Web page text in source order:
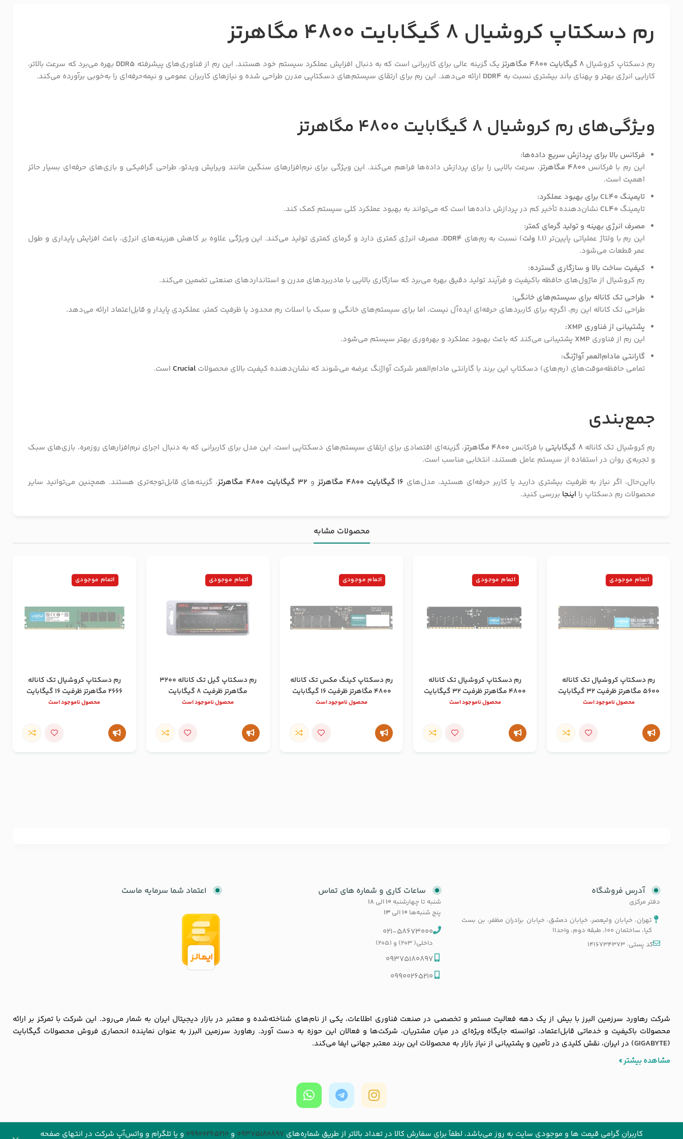
کاربران گرامی قیمت ها و موجودی سایت به روز می‌باشد، لطفاً برای سفارش کالا در تعداد بالاتر از طریق شماره‌های‌ 09375180897 و 09900265210 و یا تلگرام و واتس‌آپ شرکت در انتهای صفحه
رم دسکتاپ کروشیال 8 گیگابایت 4800 مگاهرتز
رم دسکتاپ کروشیال 8 گیگابایت 4800 مگاهرتز یک گزینه عالی برای کاربرانی است که به دنبال افزایش عملکرد سیستم خود هستند. این رم از فناوری‌های پیشرفته DDR5 بهره می‌برد که سرعت بالاتر،
کارایی انرژی بهتر و پهنای باند بیشتری نسبت به DDR4 ارائه می‌دهد. این رم برای ارتقای سیستم‌های دسکتاپی مدرن طراحی شده و نیازهای کاربران عمومی و نیمه‌حرفه‌ای را به‌خوبی برآورده می‌کند.
ویژگی‌های رم کروشیال 8 گیگابایت 4800 مگاهرتز
فرکانس بالا برای پردازش سریع داده‌ها:
این رم با فرکانس 4800 مگاهرتز
، سرعت بالایی را برای پردازش داده‌ها فراهم می‌کند. این ویژگی برای نرم‌افزارهای سنگین مانند ویرایش ویدئو، طراحی گرافیکی و بازی‌های حرفه‌ای بسیار حائز
اهمیت است.
تایمینگ CL40 برای بهبود عملکرد:
تایمینگ CL40 نشان‌دهنده تأخیر کم در پردازش داده‌ها است که می‌تواند به بهبود عملکرد کلی سیستم کمک کند.
مصرف انرژی بهینه و تولید گرمای کمتر:
این رم با ولتاژ عملیاتی پایین‌تر (1.1 ولت ) نسبت به رم‌های DDR4، مصرف انرژی کمتری دارد و گرمای کمتری تولید می‌کند. این ویژگی علاوه بر کاهش هزینه‌های انرژی، باعث افزایش پایداری و طول
عمر قطعات می‌شود.
کیفیت ساخت بالا و سازگاری گسترده:
رم کروشیال از ماژول‌های حافظه باکیفیت و فرآیند تولید دقیق بهره می‌برد که سازگاری بالایی با مادربردهای مدرن و استانداردهای صنعتی تضمین می‌کند.
طراحی تک کاناله برای سیستم‌های خانگی:
طراحی تک کاناله این رم، اگرچه برای کاربردهای حرفه‌ای ایده‌آل نیست، اما برای سیستم‌های خانگی و سبک با اسلات رم محدود یا ظرفیت کمتر، عملکردی پایدار و قابل‌اعتماد ارائه می‌دهد.
پشتیبانی از فناوری XMP:
این رم از فناوری XMP پشتیبانی می‌کند که باعث بهبود عملکرد و بهره‌وری بهتر سیستم می‌شود.
گارانتی مادام‌العمر آواژنگ:
تمامی حافظه‌موقت‌های (رم‌های) دسکتاپ این برند با گارانتی مادام‌العمر شرکت آواژنگ عرضه می‌شوند که نشان‌دهنده کیفیت بالای محصولات Crucial است.
جمع‌بندی
رم کروشیال تک کاناله8 گیگابایتی با فرکانس 4800 مگاهرتز
، گزینه‌ای اقتصادی برای ارتقای سیستم‌های دسکتاپی است. این مدل برای کاربرانی که به دنبال اجرای نرم‌افزارهای روزمره، بازی‌های سبک
و تجربه‌ی روان در استفاده از سیستم عامل هستند، انتخابی مناسب است.
بااین‌حال، اگر نیاز به ظرفیت بیشتری دارید یا کاربر حرفه‌ای هستید، مدل‌های 16 گیگابایت 4800 مگاهرتز و 32 گیگابایت 4800 مگاهرتز
، گزینه‌های قابل‌توجه‌تری هستند. همچنین می‌توانید سایر
محصولات رم دسکتاپ را اینجا بررسی کنید.
محصولات مشابه
اتمام موجودی
رم دسکتاپ کروشیال تک کاناله
5600 مگاهرتز ظرفیت 32 گیگابایت
محصول ناموجود است
اتمام موجودی
رم دسکتاپ کروشیال تک کاناله
4800 مگاهرتز ظرفیت 32 گیگابایت
محصول ناموجود است
اتمام موجودی
رم دسکتاپ کینگ مکس تک کاناله
4800 مگاهرتز ظرفیت 16 گیگابایت
محصول ناموجود است
اتمام موجودی
رم دسکتاپ گیل تک کاناله 3200
مگاهرتز ظرفیت 8 گیگابایت
محصول ناموجود است
اتمام موجودی
رم دسکتاپ کروشیال تک کاناله
2666 مگاهرتز ظرفیت 16 گیگابایت
محصول ناموجود است
آدرس فروشگاه
دفتر مرکزی
تهران، خیابان ولیعصر، خیابان دمشق، خیابان برادران مظفر، بن بست
کیا، ساختمان 100، طبقه دوم، واحد11
کد پستی: 1416734373
ساعات کاری و شماره های تماس
شنبه تا چهارشنبه ۱۰ الی ۱۸
پنج شنبه‌ها ۱۰ الی۱۳
021-58673000
داخلی( 203) و (205)
09375180897
09900265210
اعتماد شما سرمایه ماست
شرکت رهاورد سرزمین البرز با بیش از یک دهه فعالیت مستمر و تخصصی در صنعت فناوری اطلاعات، یکی از نام‌های شناخته‌شده و معتبر در بازار دیجیتال ایران به شمار می‌رود. این شرکت با تمرکز بر ارائه
محصولات باکیفیت و خدماتی قابل‌اعتماد، توانسته جایگاه ویژه‌ای در میان مشتریان، شرکت‌ها و فعالان این حوزه به دست آورد. رهاورد سرزمین البرز به عنوان نماینده انحصاری فروش محصولات گیگابایت
(
GIGABYTE) در ایران، نقش کلیدی در تأمین و پشتیبانی از نیاز بازار به محصولات این برند معتبر جهانی ایفا می‌کند.
مشاهده بیشتر